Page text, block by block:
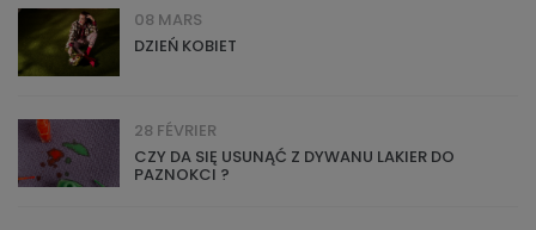
08 MARS
DZIEŃ KOBIET
28 FÉVRIER
CZY DA SIĘ USUNĄĆ Z DYWANU LAKIER DO
PAZNOKCI ?